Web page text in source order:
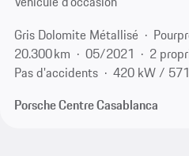
Gris Dolomite Métallisé
20.300 km
05/2021
2
Pas d'accidents
420 kW /
Porsche Centre Casablanca